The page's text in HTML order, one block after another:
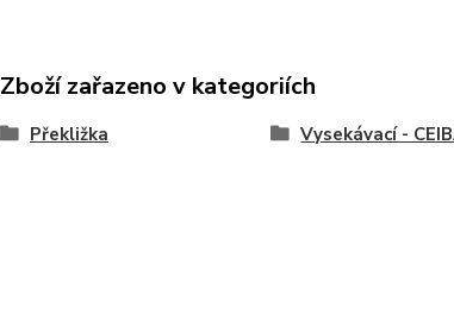
Zboží zařazeno v kategoriích
Překližka Vysekávací -